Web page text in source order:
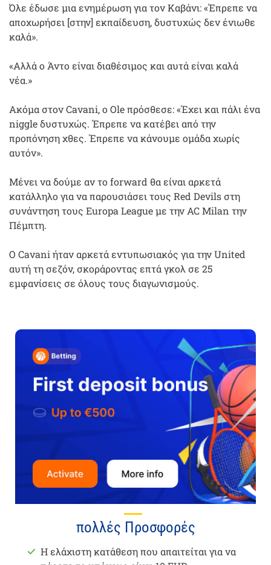
Όλε έδωσε μια ενημέρωση για τον Καβάνι: «Έπρεπε να
αποχωρήσει [στην] εκπαίδευση, δυστυχώς δεν ένιωθε
καλά».
«Αλλά ο Άντο είναι διαθέσιμος και αυτά είναι καλά
νέα.»
Ακόμα στον Cavani, ο Ole πρόσθεσε: «Έχει και πάλι ένα
niggle δυστυχώς. Έπρεπε να κατέβει από την
προπόνηση χθες. Έπρεπε να κάνουμε ομάδα χωρίς
αυτόν».
Μένει να δούμε αν το forward θα είναι αρκετά
κατάλληλο για να παρουσιάσει τους Red Devils στη
συνάντηση τους Europa League με την AC Milan την
Πέμπτη.
Ο Cavani ήταν αρκετά εντυπωσιακός για την United
αυτή τη σεζόν, σκοράροντας επτά γκολ σε 25
εμφανίσεις σε όλους τους διαγωνισμούς.
πολλές Προσφορές
Η ελάχιστη κατάθεση που απαιτείται για να